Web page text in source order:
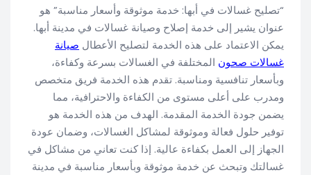
“تصليح غسالات في أبها: خدمة موثوقة وأسعار مناسبة” هو
عنوان يشير إلى خدمة إصلاح وصيانة غسالات في مدينة أبها.
يمكن الاعتماد على هذه الخدمة لتصليح الأعطال صيانة
غسالات صحون المختلفة في الغسالات بسرعة وكفاءة،
وبأسعار تنافسية ومناسبة. تقدم هذه الخدمة فريق متخصص
ومدرب على أعلى مستوى من الكفاءة والاحترافية، مما
يضمن جودة الخدمة المقدمة. الهدف من هذه الخدمة هو
توفير حلول فعالة وموثوقة لمشاكل الغسالات، وضمان عودة
الجهاز إلى العمل بكفاءة عالية. إذا كنت تعاني من مشاكل في
غسالتك وتبحث عن خدمة موثوقة وبأسعار مناسبة في مدينة